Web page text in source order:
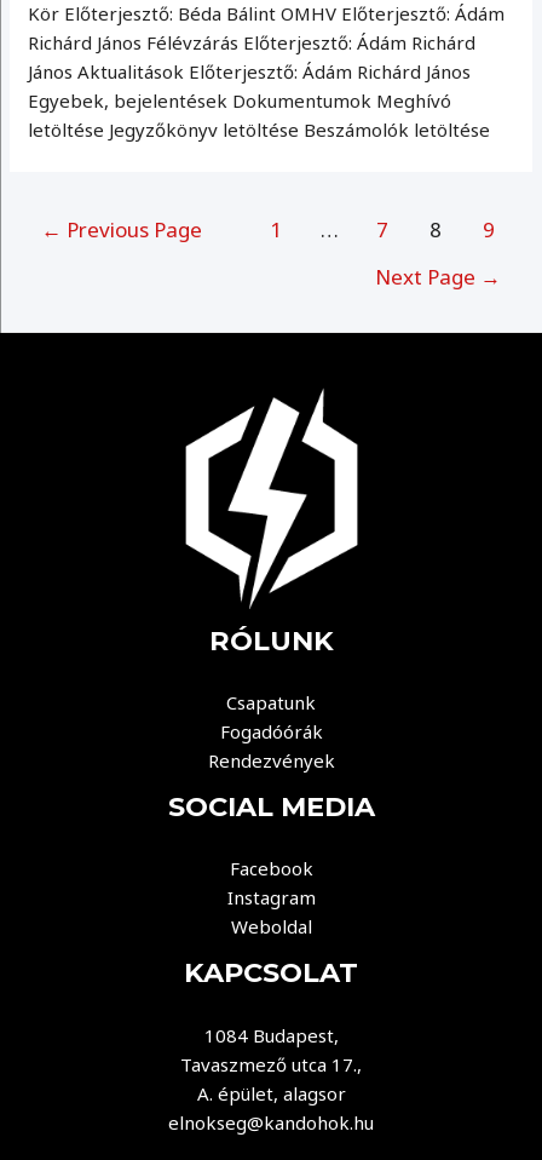
Kör Előterjesztő: Béda Bálint OMHV Előterjesztő: Ádám
Richárd János Félévzárás Előterjesztő: Ádám Richárd
János Aktualitások Előterjesztő: Ádám Richárd János
Egyebek, bejelentések Dokumentumok Meghívó
letöltése Jegyzőkönyv letöltése Beszámolók letöltése
Bejegyzések
← Previous Page 1 … 7 8
9
Next Page →
RÓLUNK
Csapatunk
Fogadóórák
Rendezvények
SOCIAL MEDIA
Facebook
Instagram
Weboldal
KAPCSOLAT
1084 Budapest,
Tavaszmező utca 17.,
A. épület, alagsor
elnokseg@kandohok.hu